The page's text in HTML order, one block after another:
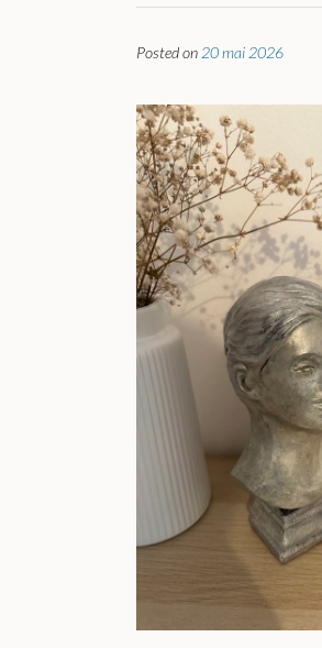
Posted on 20 mai 2026